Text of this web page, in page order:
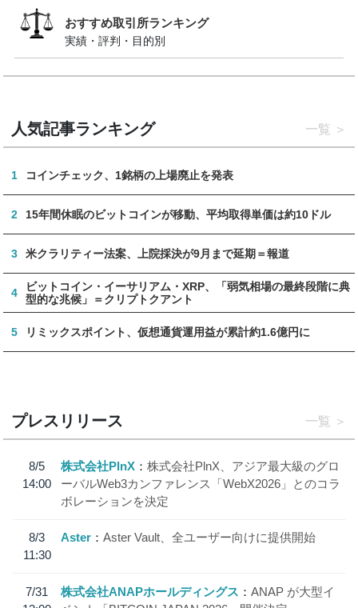
おすすめ取引所ランキング
実績・評判・目的別
人気記事ランキング 一覧
1 コインチェック、1銘柄の上場廃止を発表
2 15年間休眠のビットコインが移動、平均取得単価は約10ドル
3 米クラリティー法案、上院採決が9月まで延期＝報道
4
ビットコイン・イーサリアム・XRP、「弱気相場の最終段階に典
型的な兆候」＝クリプトクアント
5 リミックスポイント、仮想通貨運用益が累計約1.6億円に
プレスリリース 一覧
8/5
14:00
株式会社PlnX
株式会社PlnX、アジア最大級のグロ
ーバルWeb3カンファレンス「WebX2026」とのコラ
ボレーションを決定
8/3
11:30
Aster Aster Vault、全ユーザー向けに提供開始
7/31
株式会社ANAPホールディングス
ANAP が大型イ